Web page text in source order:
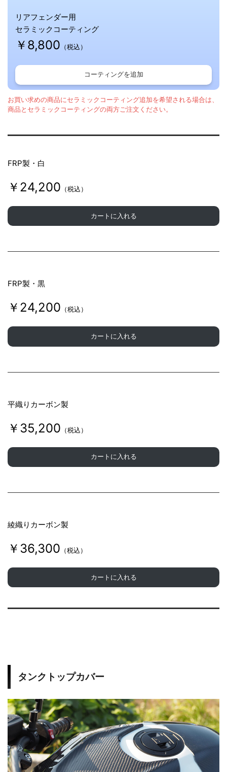
リアフェンダー用
セラミックコーティング
￥8,800 （税込）
コーティングを追加
お買い求めの商品にセラミックコーティング追加を希望される場合は、
商品とセラミックコーティングの両方ご注文ください。
FRP製・白
￥24,200 （税込）
カートに入れる
FRP製・黒
￥24,200 （税込）
カートに入れる
平織りカーボン製
￥35,200 （税込）
カートに入れる
綾織りカーボン製
￥36,300 （税込）
カートに入れる
タンクトップカバー